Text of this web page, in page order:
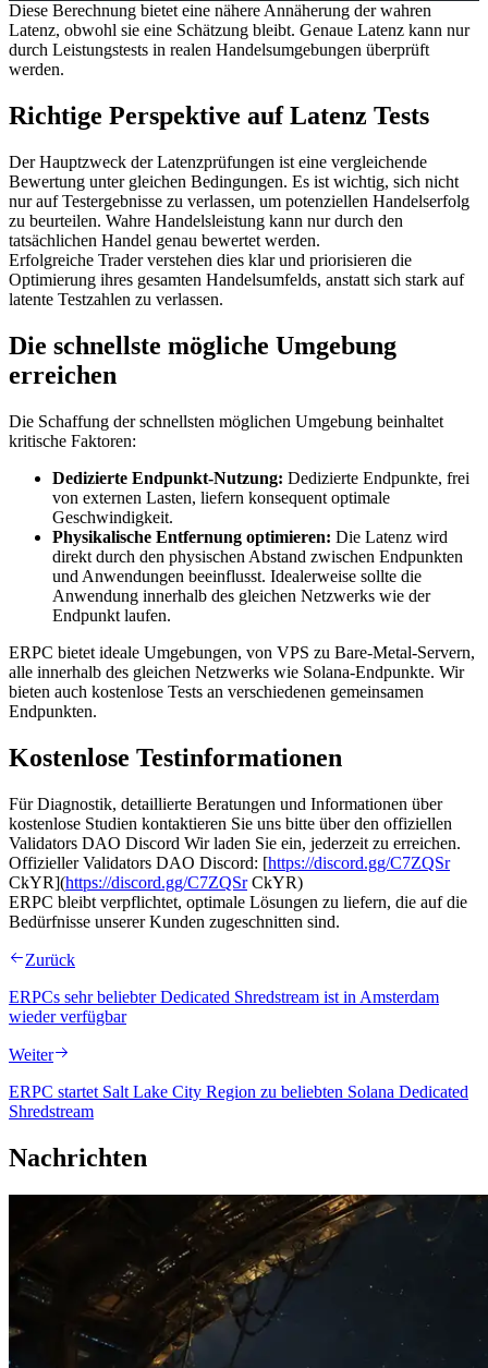
Diese Berechnung bietet eine nähere Annäherung der wahren
Latenz, obwohl sie eine Schätzung bleibt. Genaue Latenz kann nur
durch Leistungstests in realen Handelsumgebungen überprüft
werden.
Richtige Perspektive auf Latenz Tests
Der Hauptzweck der Latenzprüfungen ist eine vergleichende
Bewertung unter gleichen Bedingungen. Es ist wichtig, sich nicht
nur auf Testergebnisse zu verlassen, um potenziellen Handelserfolg
zu beurteilen. Wahre Handelsleistung kann nur durch den
tatsächlichen Handel genau bewertet werden.
Erfolgreiche Trader verstehen dies klar und priorisieren die
Optimierung ihres gesamten Handelsumfelds, anstatt sich stark auf
latente Testzahlen zu verlassen.
Die schnellste mögliche Umgebung
erreichen
Die Schaffung der schnellsten möglichen Umgebung beinhaltet
kritische Faktoren:
Dedizierte Endpunkt-Nutzung: Dedizierte Endpunkte, frei
von externen Lasten, liefern konsequent optimale
Geschwindigkeit.
Physikalische Entfernung optimieren: Die Latenz wird
direkt durch den physischen Abstand zwischen Endpunkten
und Anwendungen beeinflusst. Idealerweise sollte die
Anwendung innerhalb des gleichen Netzwerks wie der
Endpunkt laufen.
ERPC bietet ideale Umgebungen, von VPS zu Bare-Metal-Servern,
alle innerhalb des gleichen Netzwerks wie Solana-Endpunkte. Wir
bieten auch kostenlose Tests an verschiedenen gemeinsamen
Endpunkten.
Kostenlose Testinformationen
Für Diagnostik, detaillierte Beratungen und Informationen über
kostenlose Studien kontaktieren Sie uns bitte über den offiziellen
Validators DAO Discord Wir laden Sie ein, jederzeit zu erreichen.
Offizieller Validators DAO Discord: [https://discord.gg/C7ZQSr
CkYR](https://discord.gg/C7ZQSrCkYR)
ERPC bleibt verpflichtet, optimale Lösungen zu liefern, die auf die
Bedürfnisse unserer Kunden zugeschnitten sind.
Zurück
ERPCs sehr beliebter Dedicated Shredstream ist in Amsterdam
wieder verfügbar
Weiter
ERPC startet Salt Lake City Region zu beliebten Solana Dedicated
Shredstream
Nachrichten